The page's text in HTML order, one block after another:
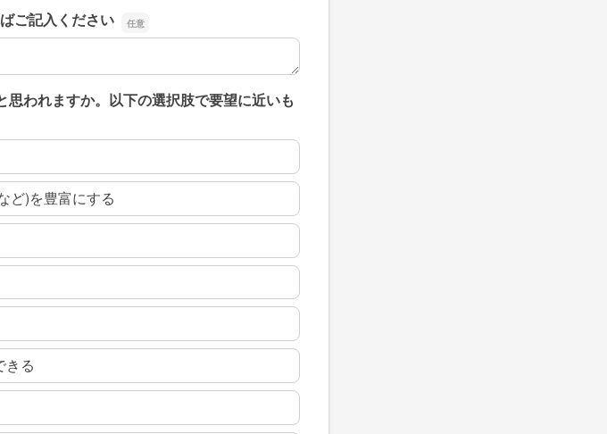
ご記入ください
ご記入ください
われますか。以下の選択肢で要望に近いも
ど)を豊富にする
きる